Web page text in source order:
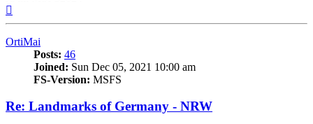
OrtiMai
Posts: 46
Joined: Sun Dec 05, 2021 10:00 am
FS-Version: MSFS
Re: Landmarks of Germany - NRW